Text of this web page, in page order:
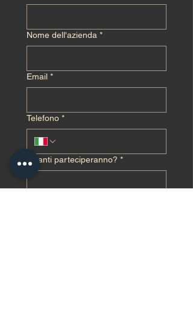
Nome dell'azienda *
Email *
Telefono *
Quanti parteciperanno? *